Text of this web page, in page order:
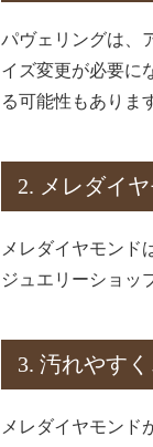
パヴェリングは、
イズ変更が必要に
る可能性もありま
2. メレダイ
メレダイヤモンド
ジュエリーショッ
3. 汚れやす
メレダイヤモンド